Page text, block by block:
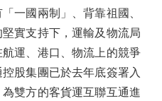
國兩制」、背靠祖國、
實支持下，運輸及物流局
運、港口、物流上的競爭
股集團已於去年底簽署入
雙方的客貨運互聯互通進